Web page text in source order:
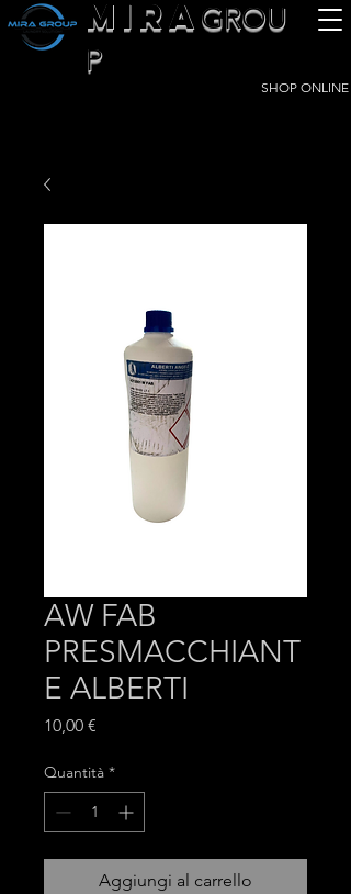
SHOP ONLINE
MIRA GROU
P
AW FAB
PRESMACCHIANT
E ALBERTI
10,00 €
Quantità *
Aggiungi al carrello